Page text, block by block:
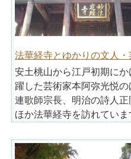
法華経寺とゆかりの文人・
安土桃山から江戸初期にか
躍した芸術家本阿弥光悦の
連歌師宗長、明治の詩人正
ほか法華経寺を訪れていま